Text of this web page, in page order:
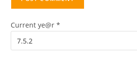
Current ye@r*